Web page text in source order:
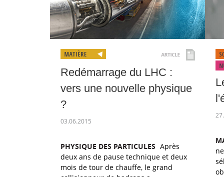
Redémarrage du LHC :
vers une nouvelle physique
?
03.06.2015
PHYSIQUE DES PARTICULES Après
deux ans de pause technique et deux
mois de tour de chauffe, le grand